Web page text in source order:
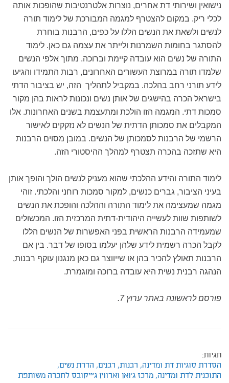
נישואין ושירותי דת אחרים, נוצרות אלטרנטיבות שהופכות אותה
לכלי ריק. במקום להצטרף למגמה המבורכת של לימוד תורה
לנשים ולשאת את הנשים הללו על כפים, הרבנות בוחרת
להסתגר בחומות השמרנות ולייתר את עצמה גם כאן. לימוד
התורה של נשים הוא עובדה קיימת וברוכה. מתוך אלפי הנשים
שלמדו תורה במרוצת העשורים האחרונים, רבות התמידו והגיעו
לידע תורני רחב בהלכה. במקביל לתהליך הזה, יש בציבור הדתי
בישראל הכרה בהישגים של אותן נשים ונכונות לראות בהן מקור
סמכות דתי. המגמה הזו הולכת ומתעצמת בשנים האחרונות. אלו
המקבלים את סמכותן הדתית של הנשים לא נזקקים לאישור
הרשמי של הרבנות לסמכותן של הנשים. במובן מסוים הרבנות
היא שתזכה בהכרה תצטרף למהלך ההיסטורי הזה.
לימוד התורה והידע ההלכתי שהוא מעניק לנשים הולך והופך אותן
בעיני הציבור, גברים כנשים, למקור סמכות רוחני והלכתי. זוהי
מגמה שמעצימה את לימוד התורה וההלכה והופכת את הנשים
לשותפות שוות לעשייה היהודית-דתית המרכזית הזו. המכשולים
שמעמידה הרבנות הראשית בפני האפשרות של הנשים הללו
לקבל הכרה רשמית לידע שלהן יעלמו בסופו של דבר. בין אם
הרבנות תאולץ להכיר בהן או שייווצר גם כאן מנגנון עוקף רבנות,
הנהגה רבנית נשית היא עובדה ברוכה ומוגמרת.
פורסם לראשונה באתר ערוץ 7.
תגיות:
הסדרת סוגיות דת ומדינה, רבנות, רבנים, הדרת נשים,
התוכנית לדת ומדינה, מרכז ג'ואן וארווין ג'ייקובס לחברה משותפת